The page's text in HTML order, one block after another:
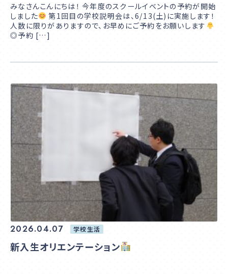
みなさんこんにちは！ 今年度のスクールイベントの予約が開始
しました
第1回目の学校説明会は、6/13(土)に実施します！
人数に限りがありますので、お早めにご予約をお願いします
◎予約 […]
2026.04.07 学校生活
新入生オリエンテーション